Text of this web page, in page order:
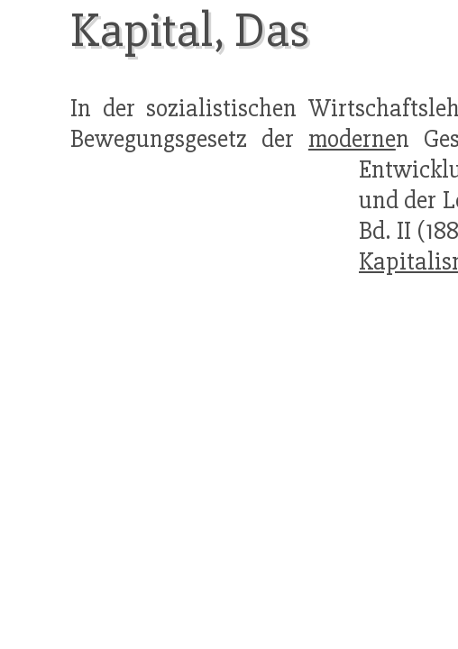
Kapital, Das
In der sozialistischen
Bewegungsgesetz der modernen
und der
Bd. II